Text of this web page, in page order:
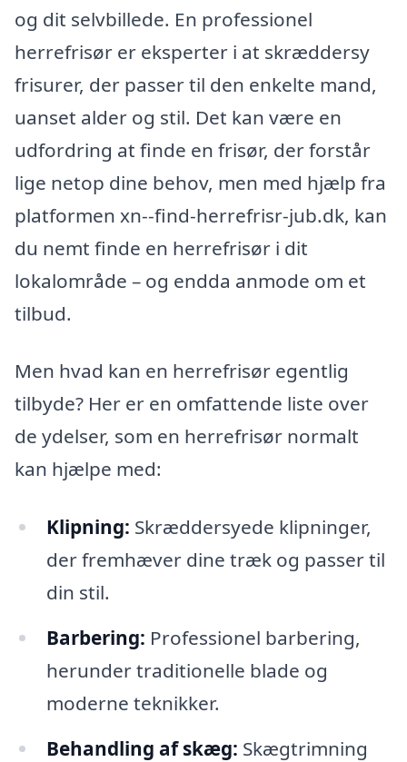
og dit selvbillede. En professionel
herrefrisør er eksperter i at skræddersy
frisurer, der passer til den enkelte mand,
uanset alder og stil. Det kan være en
udfordring at finde en frisør, der forstår
lige netop dine behov, men med hjælp fra
platformen xn--find-herrefrisr-jub.dk, kan
du nemt finde en herrefrisør i dit
lokalområde – og endda anmode om et
tilbud.
Men hvad kan en herrefrisør egentlig
tilbyde? Her er en omfattende liste over
de ydelser, som en herrefrisør normalt
kan hjælpe med:
Klipning: Skræddersyede klipninger,
der fremhæver dine træk og passer til
din stil.
Barbering: Professionel barbering,
herunder traditionelle blade og
moderne teknikker.
Behandling af skæg: Skægtrimning